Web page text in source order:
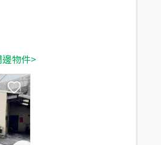
物件>